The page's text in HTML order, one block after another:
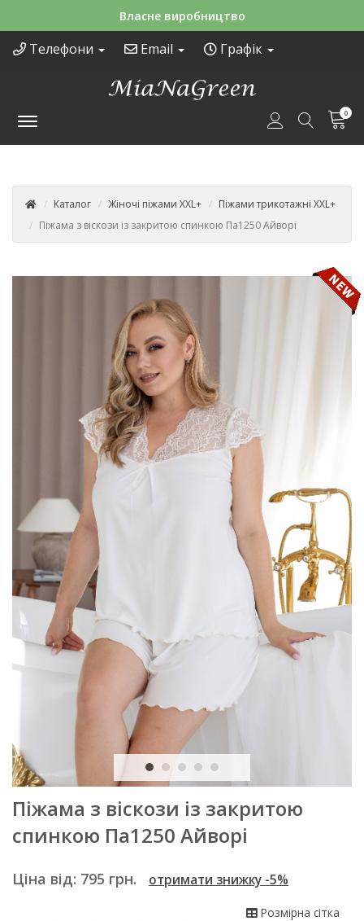
Зручні способи оплати
Телефони Email Графік
0
Каталог Жіночі піжами XXL+
Піжами трикотажні XXL+
Піжама з віскози із закритою спинкою Па1250 Айворі
Піжама з віскози із закритою
спинкою Па1250 Айворі
Ціна від: 795 грн. отримати знижку -5%
Розмірна сітка